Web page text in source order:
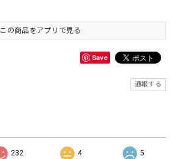
この商品をアプリで見る
Save
通報する
232 4 5